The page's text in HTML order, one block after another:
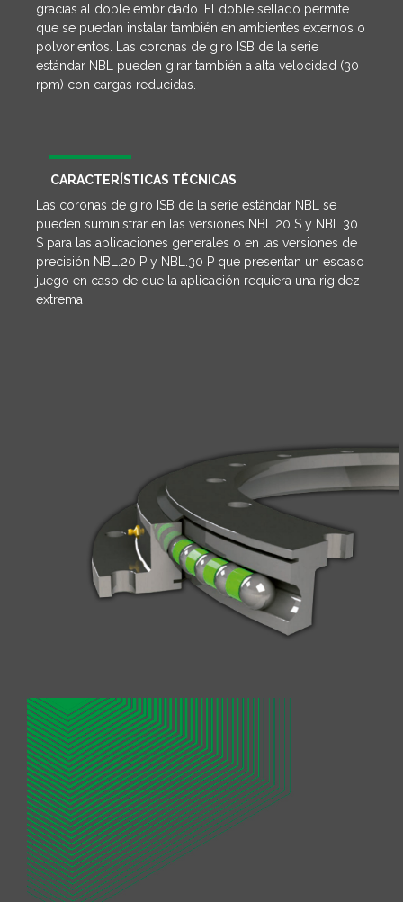
gracias al doble embridado. El doble sellado permite
que se puedan instalar también en ambientes externos o
polvorientos. Las coronas de giro ISB de la serie
estándar NBL pueden girar también a alta velocidad (30
rpm) con cargas reducidas.
CARACTERÍSTICAS TÉCNICAS
Las coronas de giro ISB de la serie estándar NBL se
pueden suministrar en las versiones NBL.20 S y NBL.30
S para las aplicaciones generales o en las versiones de
precisión NBL.20 P y NBL.30 P que presentan un escaso
juego en caso de que la aplicación requiera una rigidez
extrema